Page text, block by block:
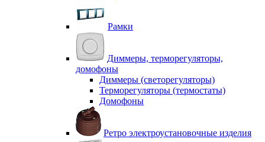
Рамки
Диммеры, терморегуляторы,
домофоны
Диммеры (светорегуляторы)
Терморегуляторы (термостаты)
Домофоны
Ретро электроустановочные изделия